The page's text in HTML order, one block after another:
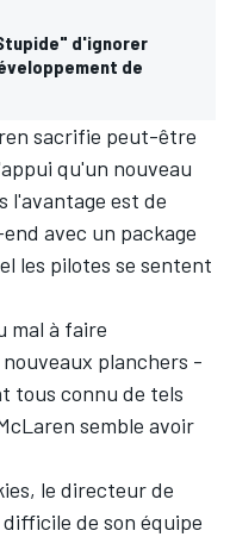
d'ignorer
de
sacrifie peut-être
qu'un nouveau
l'avantage est de
avec un package
les pilotes se sentent
mal à faire
planchers -
tous connu de tels
semble avoir
le directeur de
de son équipe